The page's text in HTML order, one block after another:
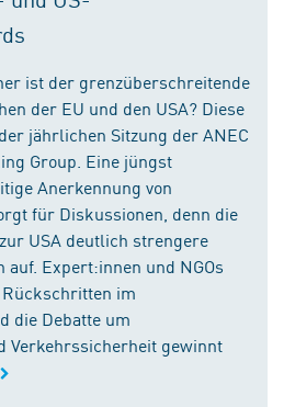
ist der grenzüberschreitende
der EU und den USA? Diese
jährlichen Sitzung der ANEC
Group. Eine jüngst
Anerkennung von
für Diskussionen, denn die
USA deutlich strengere
Expert:innen und NGOs
im
die Debatte um
Verkehrssicherheit gewinnt